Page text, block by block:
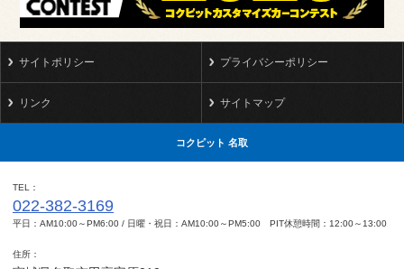
サイトポリシー プライバシーポリシー
リンク サイトマップ
コクピット 名取
TEL
022-382-3169
平日：AM10:00～PM6:00 / 日曜・祝日：AM10:00～PM5:00 PIT休憩時間：12:00～13:00
住所